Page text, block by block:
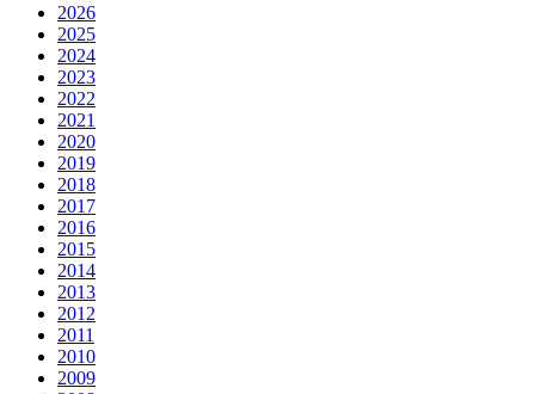
2026
2025
2024
2023
2022
2021
2020
2019
2018
2017
2016
2015
2014
2013
2012
2011
2010
2009